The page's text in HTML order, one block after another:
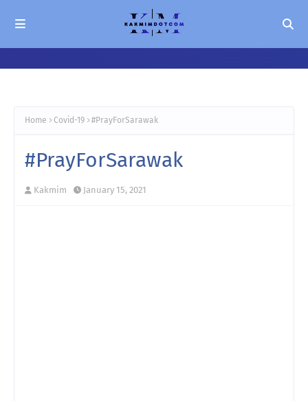
Home Covid-19 #PrayForSarawak
#PrayForSarawak
Kakmim January 15, 2021